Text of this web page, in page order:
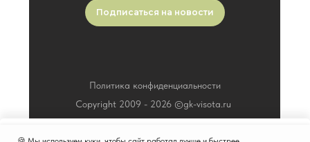
Политика конфиденциальности
Copyright 2009 - 2026 ©gk-visota.ru
Подписаться на новости